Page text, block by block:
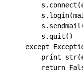
        s.quit()
except
print
return